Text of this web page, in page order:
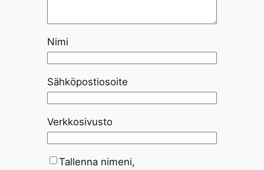
Nimi
Sähköpostiosoite
Verkkosivusto
Tallenna nimeni,